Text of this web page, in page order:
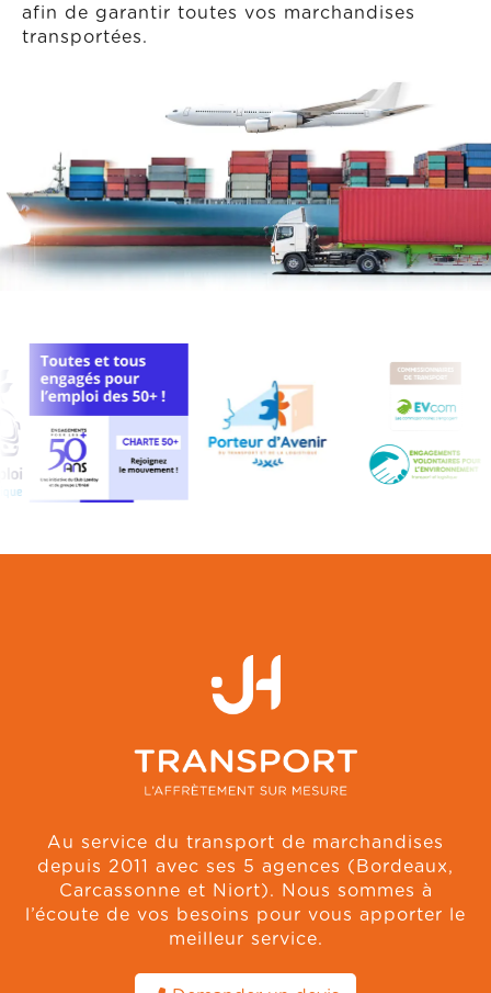
afin de garantir toutes vos marchandises
transportées.
Au service du transport de marchandises
depuis 2011 avec ses 5 agences (Bordeaux,
Carcassonne et Niort). Nous sommes à
l’écoute de vos besoins pour vous apporter le
meilleur service.